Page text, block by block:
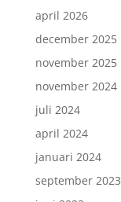
april 2026
december 2025
november 2025
november 2024
juli 2024
april 2024
januari 2024
september 2023